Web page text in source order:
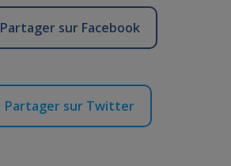
Partager sur Facebook
Partager sur Twitter